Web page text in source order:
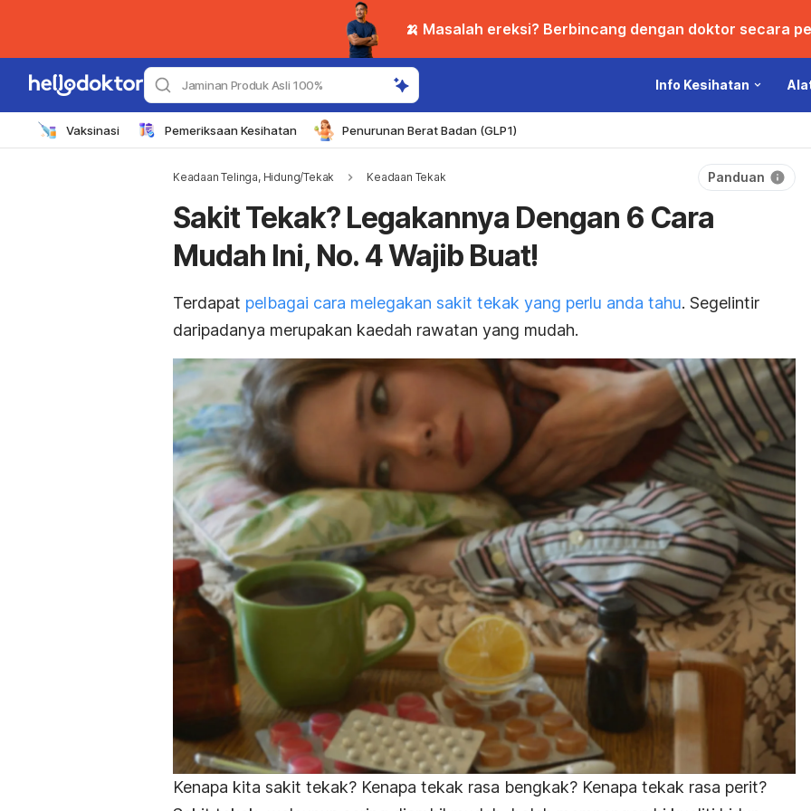
🍌 Masalah ereksi? Berbincang dengan doktor secara
Jaminan Produk Asli 100% Info Kesihatan
Vaksinasi Pemeriksaan Kesihatan Penurunan Berat Badan (GLP1)
Keadaan Telinga, Hidung/Tekak Keadaan Tekak Panduan
Sakit Tekak? Legakannya Dengan 6 Cara
Mudah Ini, No. 4 Wajib Buat!
Terdapat pelbagai cara melegakan sakit tekak yang perlu anda tahu. Segelintir
daripadanya merupakan kaedah rawatan yang mudah.
Kenapa kita sakit tekak? Kenapa tekak rasa bengkak? Kenapa tekak rasa perit?